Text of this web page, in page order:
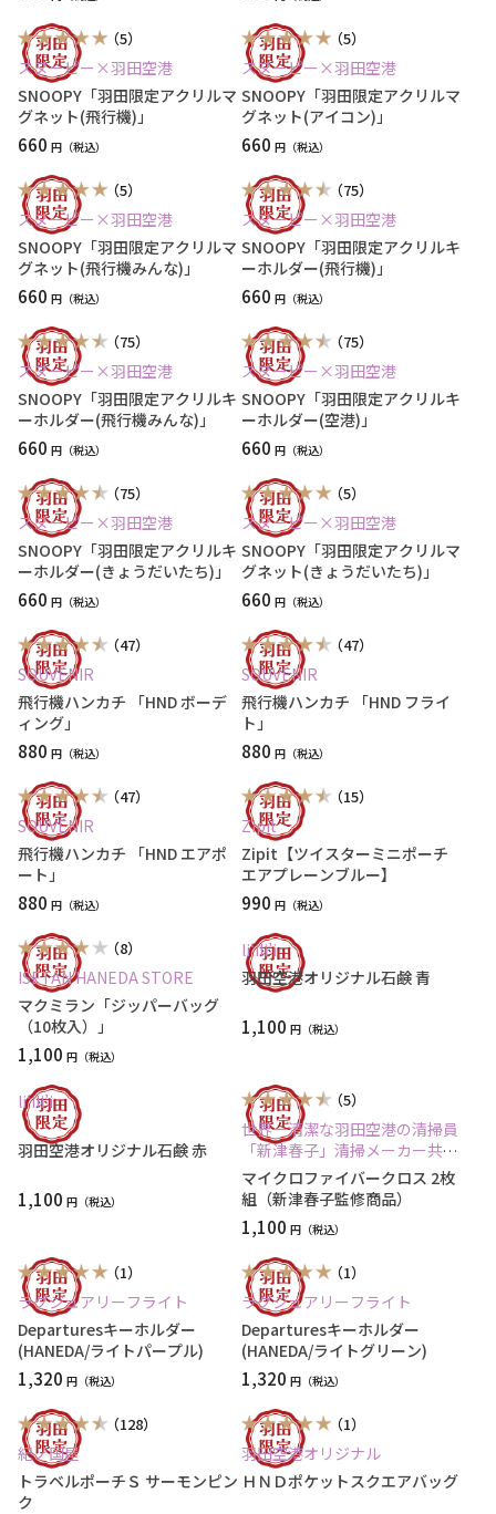
（5）
スヌーピー×羽田空港
SNOOPY「羽田限定アクリルマ
グネット(飛行機)」
660 円
（5）
スヌーピー×羽田空港
SNOOPY「羽田限定アクリルマ
グネット(アイコン)」
660 円
（5）
スヌーピー×羽田空港
SNOOPY「羽田限定アクリルマ
グネット(飛行機みんな)」
660 円
（75）
スヌーピー×羽田空港
SNOOPY「羽田限定アクリルキ
ーホルダー(飛行機)」
660 円
（75）
スヌーピー×羽田空港
SNOOPY「羽田限定アクリルキ
ーホルダー(飛行機みんな)」
660 円
（75）
スヌーピー×羽田空港
SNOOPY「羽田限定アクリルキ
ーホルダー(空港)」
660 円
（75）
スヌーピー×羽田空港
SNOOPY「羽田限定アクリルキ
ーホルダー(きょうだいたち)」
660 円
（5）
スヌーピー×羽田空港
SNOOPY「羽田限定アクリルマ
グネット(きょうだいたち)」
660 円
（47）
SOUVENIR
飛行機ハンカチ 「HND ボーデ
ィング」
880 円
（47）
SOUVENIR
飛行機ハンカチ 「HND フライ
ト」
880 円
（47）
SOUVENIR
飛行機ハンカチ 「HND エアポ
ート」
880 円
（15）
Zipit
Zipit【ツイスターミニポーチ
エアプレーンブルー】
990 円
（8）
ISETAN HANEDA STORE
マクミラン「ジッパーバッグ
（10枚入）」
1,100 円
li‘ili’i
羽田空港オリジナル石鹸 青
1,100 円
li‘ili’i
羽田空港オリジナル石鹸 赤
1,100 円
（5）
世界一清潔な羽田空港の清掃員
「新津春子」清掃メーカー共同
開発商品
マイクロファイバークロス 2枚
組（新津春子監修商品）
1,100 円
（1）
ラグジュアリーフライト
Departuresキーホルダー
(HANEDA/ライトパープル)
1,320 円
（1）
ラグジュアリーフライト
Departuresキーホルダー
(HANEDA/ライトグリーン)
1,320 円
（128）
紀ノ国屋
トラベルポーチＳ サーモンピン
ク
（1）
羽田空港オリジナル
ＨＮＤポケットスクエアバッグ